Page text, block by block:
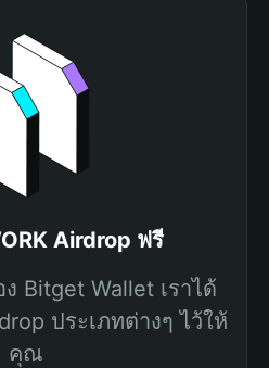
Airdrop ฟรี
Bitget Wallet เราได้
ประเภทต่างๆ ไว้ให้
คุณ